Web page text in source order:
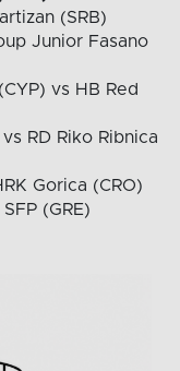
(SRB)
Junior Fasano
vs HB Red
RD Riko Ribnica
Gorica (CRO)
(GRE)